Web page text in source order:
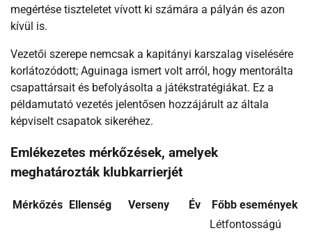
megértése tiszteletet vívott ki számára a pályán és azon
kívül is.
Vezetői szerepe nemcsak a kapitányi karszalag viselésére
korlátozódott; Aguinaga ismert volt arról, hogy mentorálta
csapattársait és befolyásolta a játékstratégiákat. Ez a
példamutató vezetés jelentősen hozzájárult az általa
képviselt csapatok sikeréhez.
Emlékezetes mérkőzések, amelyek
meghatározták klubkarrierjét
Mérkőzés Ellenség Verseny Év Főbb események
Létfontosságú